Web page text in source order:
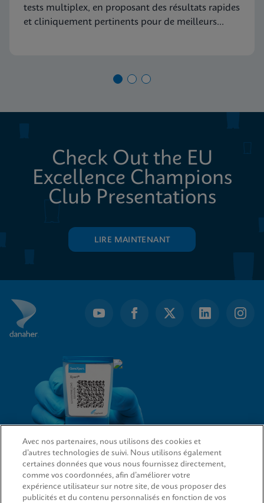
tests multiplex, en proposant des résultats rapides
et cliniquement pertinents pour de meilleurs
Check Out the EU
Excellence Champions
Club Presentations
LIRE MAINTENANT
LIENS D’ACCÈS RAPIDE
Avec nos partenaires, nous utilisons des cookies et
d’autres technologies de suivi. Nous utilisons également
certaines données que vous nous fournissez directement,
comme vos coordonnées, afin d’améliorer votre
expérience utilisateur sur notre site, de vous proposer des
publicités et du contenu personnalisés en fonction de vos